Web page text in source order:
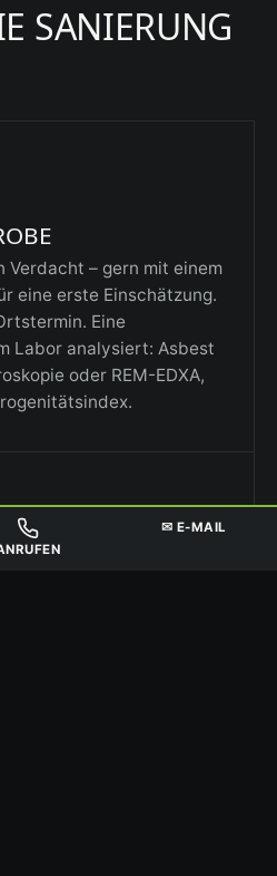
SANIERUNG
Verdacht – gern mit einem
eine erste Einschätzung.
Eine
Labor analysiert: Asbest
oder REM-EDXA,
✉ E-MAIL